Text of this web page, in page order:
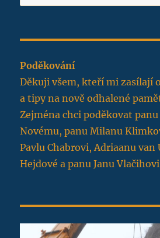
Poděkování
Děkuji všem, kteří mi zasílají
a tipy na nově odhalené
Zejména chci poděkovat
Novému, panu Milanu
Pavlu Chabrovi, Adriaanu
Hejdové a panu Janu